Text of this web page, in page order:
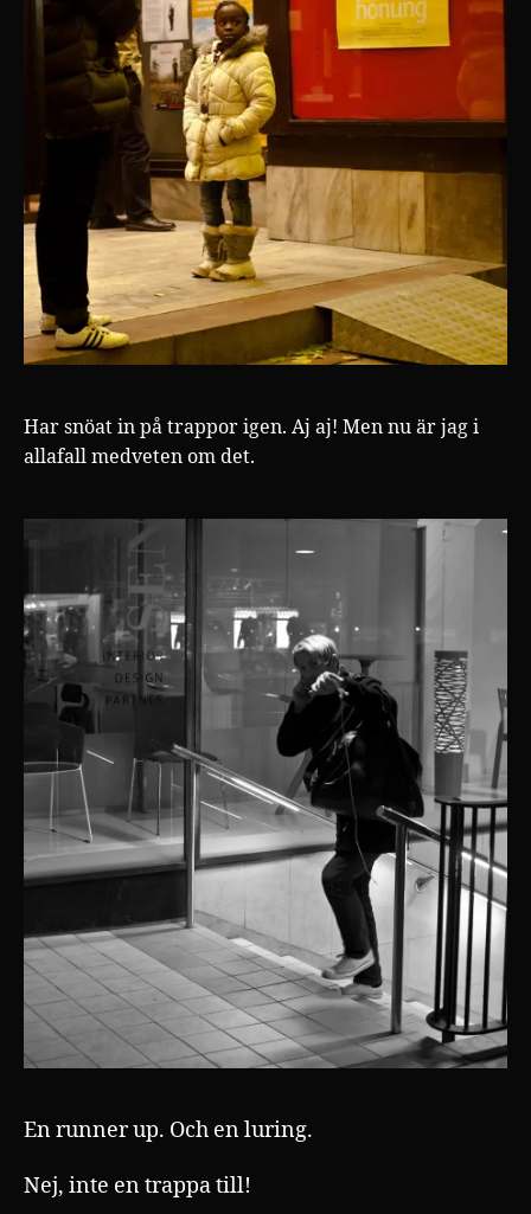
Har snöat in på trappor igen. Aj aj! Men nu är jag i
allafall medveten om det.
En runner up. Och en luring.
Nej, inte en trappa till!